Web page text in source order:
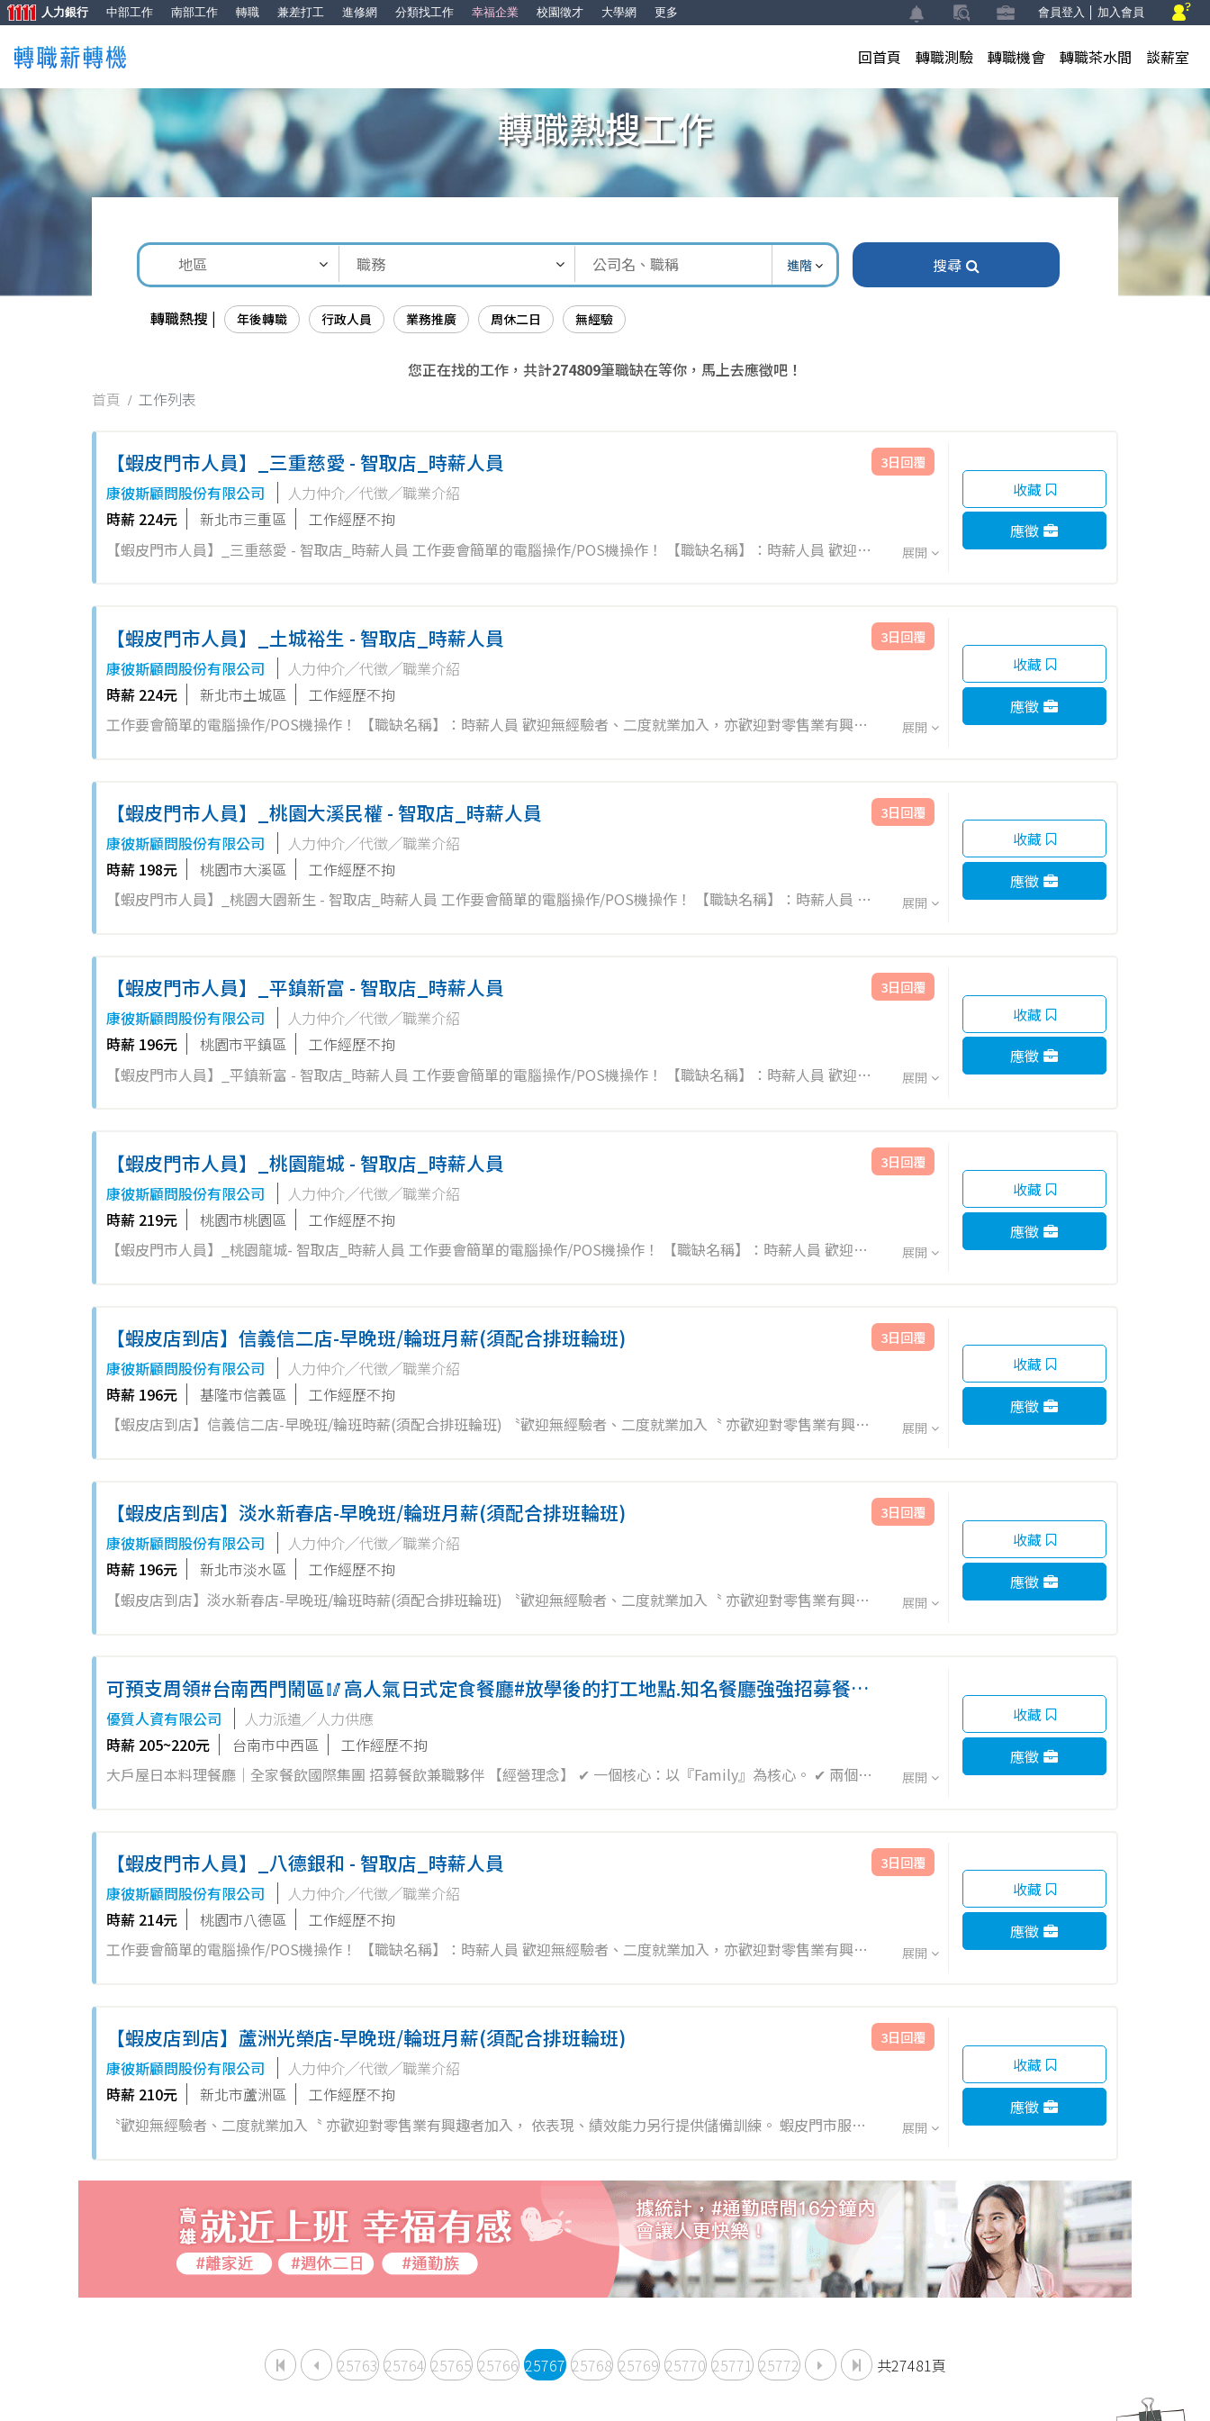
會員登入 加入會員
人力銀行 中部工作 南部工作 轉職 兼差打工 進修網 分類找工作 幸福企業 校園徵才 大學網 更多
回首頁 轉職測驗 轉職機會 轉職茶水間 談薪室
轉職熱搜工作
進階 搜尋
轉職熱搜 | 年後轉職 行政人員 業務推廣 周休二日 無經驗
您正在找的工作，共計274809筆職缺在等你，馬上去應徵吧！
首頁
工作列表
【蝦皮門市人員】_三重慈愛 - 智取店_時薪人員
康彼斯顧問股份有限公司
人力仲介╱代徵╱職業介紹
時薪 224元
新北市三重區
工作經歷不拘
【蝦皮門市人員】_三重慈愛 - 智取店_時薪人員 工作要會簡單的電腦操作/POS機操作！ 【職缺名稱】：時薪人員 歡迎無
展開
3日回覆
收藏
應徵
【蝦皮門市人員】_土城裕生 - 智取店_時薪人員
康彼斯顧問股份有限公司
人力仲介╱代徵╱職業介紹
時薪 224元
新北市土城區
工作經歷不拘
工作要會簡單的電腦操作/POS機操作！ 【職缺名稱】：時薪人員 歡迎無經驗者、二度就業加入，亦歡迎對零售業有興趣
展開
3日回覆
收藏
應徵
【蝦皮門市人員】_桃園大溪民權 - 智取店_時薪人員
康彼斯顧問股份有限公司
人力仲介╱代徵╱職業介紹
時薪 198元
桃園市大溪區
工作經歷不拘
【蝦皮門市人員】_桃園大園新生 - 智取店_時薪人員 工作要會簡單的電腦操作/POS機操作！ 【職缺名稱】：時薪人員 歡
展開
3日回覆
收藏
應徵
【蝦皮門市人員】_平鎮新富 - 智取店_時薪人員
康彼斯顧問股份有限公司
人力仲介╱代徵╱職業介紹
時薪 196元
桃園市平鎮區
工作經歷不拘
【蝦皮門市人員】_平鎮新富 - 智取店_時薪人員 工作要會簡單的電腦操作/POS機操作！ 【職缺名稱】：時薪人員 歡迎無
展開
3日回覆
收藏
應徵
【蝦皮門市人員】_桃園龍城 - 智取店_時薪人員
康彼斯顧問股份有限公司
人力仲介╱代徵╱職業介紹
時薪 219元
桃園市桃園區
工作經歷不拘
【蝦皮門市人員】_桃園龍城- 智取店_時薪人員 工作要會簡單的電腦操作/POS機操作！ 【職缺名稱】：時薪人員 歡迎無
展開
3日回覆
收藏
應徵
【蝦皮店到店】信義信二店-早晚班/輪班月薪(須配合排班輪班)
康彼斯顧問股份有限公司
人力仲介╱代徵╱職業介紹
時薪 196元
基隆市信義區
工作經歷不拘
【蝦皮店到店】信義信二店-早晚班/輪班時薪(須配合排班輪班) 〝歡迎無經驗者、二度就業加入〝 亦歡迎對零售業有興趣
展開
3日回覆
收藏
應徵
【蝦皮店到店】淡水新春店-早晚班/輪班月薪(須配合排班輪班)
康彼斯顧問股份有限公司
人力仲介╱代徵╱職業介紹
時薪 196元
新北市淡水區
工作經歷不拘
【蝦皮店到店】淡水新春店-早晚班/輪班時薪(須配合排班輪班) 〝歡迎無經驗者、二度就業加入〝 亦歡迎對零售業有興趣
展開
3日回覆
收藏
應徵
可預支周領#台南西門鬧區🥢高人氣日式定食餐廳#放學後的打工地點.知名餐廳強強招募餐飲
兼職人員-cu43
優質人資有限公司
人力派遣╱人力供應
時薪 205~220元
台南市中西區
工作經歷不拘
大戶屋日本料理餐廳｜全家餐飲國際集團 招募餐飲兼職夥伴 【經營理念】 ✔ 一個核心：以『Family』為核心。 ✔ 兩個堅
展開
收藏
應徵
【蝦皮門市人員】_八德銀和 - 智取店_時薪人員
康彼斯顧問股份有限公司
人力仲介╱代徵╱職業介紹
時薪 214元
桃園市八德區
工作經歷不拘
工作要會簡單的電腦操作/POS機操作！ 【職缺名稱】：時薪人員 歡迎無經驗者、二度就業加入，亦歡迎對零售業有興趣
展開
3日回覆
收藏
應徵
【蝦皮店到店】蘆洲光榮店-早晚班/輪班月薪(須配合排班輪班)
康彼斯顧問股份有限公司
人力仲介╱代徵╱職業介紹
時薪 210元
新北市蘆洲區
工作經歷不拘
〝歡迎無經驗者、二度就業加入〝 亦歡迎對零售業有興趣者加入， 依表現、績效能力另行提供儲備訓練。 蝦皮門市服務
點、理貨...
展開
3日回覆
收藏
應徵
25763 25764 25765 25766 25767 25768 25769 25770 25771 25772 共27481頁